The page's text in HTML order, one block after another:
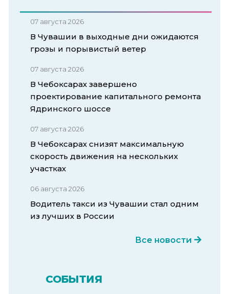
07 августа 2026
В Чувашии в выходные дни ожидаются
грозы и порывистый ветер
07 августа 2026
В Чебоксарах завершено
проектирование капитального ремонта
Ядринского шоссе
07 августа 2026
В Чебоксарах снизят максимальную
скорость движения на нескольких
участках
06 августа 2026
Водитель такси из Чувашии стал одним
из лучших в России
Все новости
СОБЫТИЯ